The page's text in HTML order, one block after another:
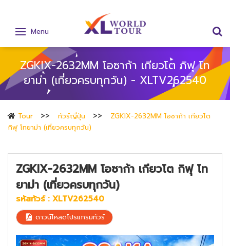
Menu
ZGKIX-2632MM โอซาก้า เกียวโต กิฟุ โท
ยาม่า (เที่ยวครบทุกวัน) - XLTV262540
Tour ทัวร์ญี่ปุ่น
ZGKIX-2632MM โอซาก้า เกียวโต
กิฟุ โทยาม่า (เที่ยวครบทุกวัน)
ZGKIX-2632MM โอซาก้า เกียวโต กิฟุ โท
ยาม่า (เที่ยวครบทุกวัน)
รหัสทัวร์ : XLTV262540
ดาวน์โหลดโปรแกรมทัวร์